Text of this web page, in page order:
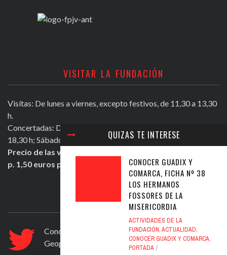
QUIZAS TE INTERESE
CONOCER GUADIX Y
COMARCA, FICHA Nº 38
LOS HERMANOS
FOSSORES DE LA
MISERICORDIA
ACTIVIDADES DE LA
FUNDACIÓN,ACTUALIDAD,
CONOCER GUADIX Y COMARCA,
PORTADA
VISITAR LA FUNDACIÓN
Visítas: De lunes a viernes, excepto festivos, de 11,30 a 13,30
h.
Concertadas: De lunes a viernes excepto festivos, de 16,30 a
18,30 h; Sábados mañana de 11,30 a 13,30 h.
Precio de las visitas: Individual 2 euros. Grupos + de 10
p. 1,50 euros persona.
ULTIMOS TWEETS
Conocer Guadix y comarca, ficha nº 83. El
Geoparque de Granada
https://t.co/ad6594yfVv